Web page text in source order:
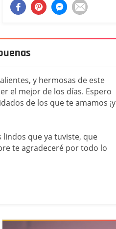
y hermosas de este
el mejor de los días. Espero
de los que te amamos ¡y
lindos que ya tuviste, que
te agradeceré por todo lo